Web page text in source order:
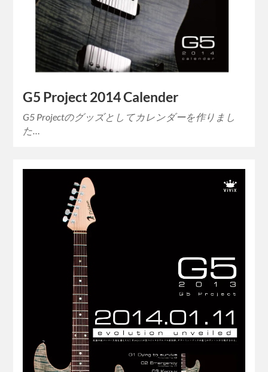
G5 Project 2014 Calender
G5 Projectのグッズとしてカレンダーを作りまし
た…